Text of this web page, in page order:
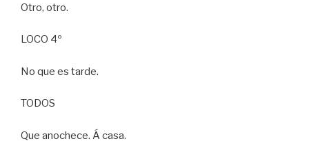
Otro, otro.
LOCO 4º
No que es tarde.
TODOS
Que anochece. Á casa.